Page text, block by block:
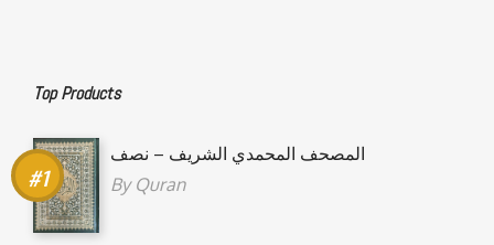
Top Products
المصحف المحمدي الشريف – نصف
By Quran